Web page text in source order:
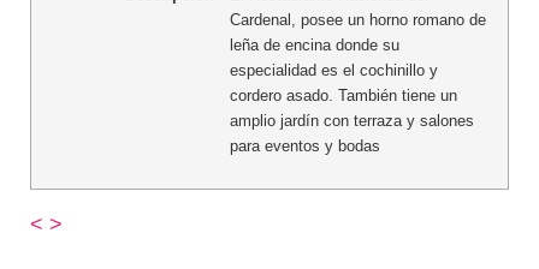
Cardenal, posee un horno romano de
leña de encina donde su
especialidad es el cochinillo y
cordero asado. También tiene un
amplio jardín con terraza y salones
para eventos y bodas
< >